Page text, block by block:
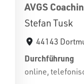
AVGS
Stefan Tusk
44143
Durchführung
online,